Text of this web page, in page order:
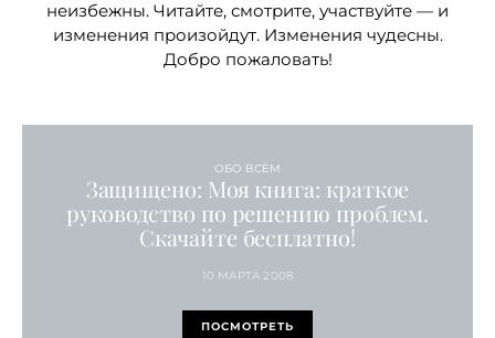
неизбежны. Читайте, смотрите, участвуйте — и
изменения произойдут. Изменения чудесны.
Добро пожаловать!
ОБО ВСЁМ
Защищено: Моя книга: краткое
руководство по решению проблем.
Скачайте бесплатно!
10 МАРТА 2008
ПОСМОТРЕТЬ